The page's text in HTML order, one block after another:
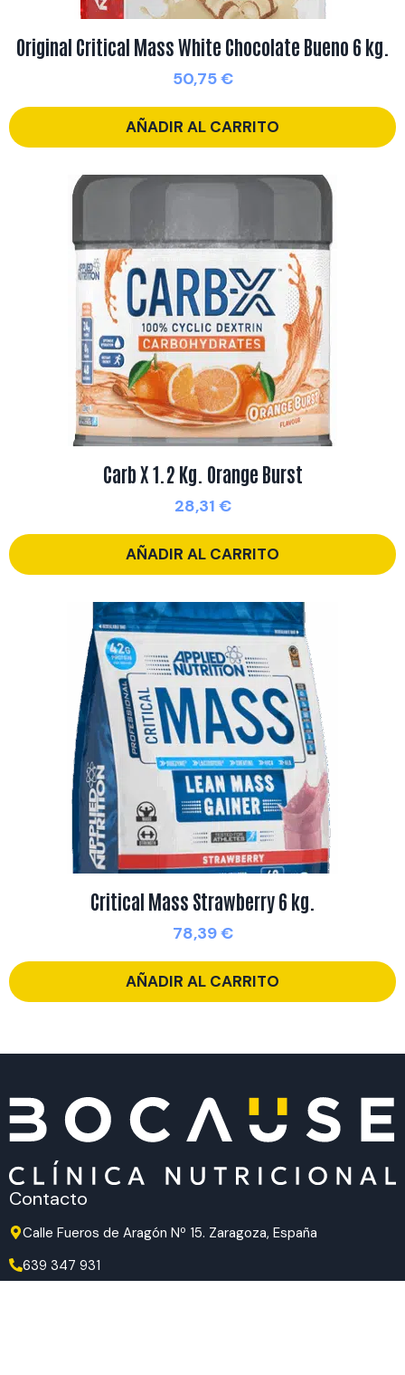
Original Critical Mass White Chocolate Bueno 6 kg.
50,75€
AÑADIR AL CARRITO
Carb X 1.2 Kg. Orange Burst
28,31 €
AÑADIR AL CARRITO
Critical Mass Strawberry 6 kg.
78,39€
AÑADIR AL CARRITO
Contacto
Calle Fueros de Aragón Nº 15. Zaragoza, España
639 347 931